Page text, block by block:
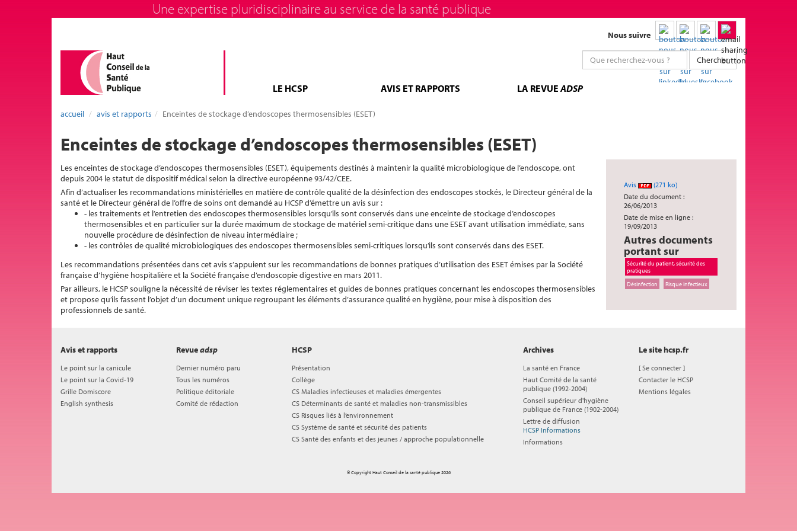
Une expertise pluridisciplinaire au service de la santé publique
Nous suivre
Chercher
LE HCSP AVIS ET RAPPORTS LA REVUEADSP
accueil avis et rapports Enceintes de stockage d’endoscopes thermosensibles (ESET)
Enceintes de stockage d’endoscopes thermosensibles (ESET)
Avis
(271 ko)
Date du document :
26/06/2013
Date de mise en ligne :
19/09/2013
Autres documents
portant sur
Sécurité du patient, sécurité des
pratiques
Désinfection
Risque infectieux
Les enceintes de stockage d’endoscopes thermosensibles (ESET), équipements destinés à maintenir la qualité microbiologique de l’endoscope, ont
depuis 2004 le statut de dispositif médical selon la directive européenne 93/42/CEE.
Afin d’actualiser les recommandations ministérielles en matière de contrôle qualité de la désinfection des endoscopes stockés, le Directeur général de la
santé et le Directeur général de l’offre de soins ont demandé au HCSP d’émettre un avis sur :
- les traitements et l’entretien des endoscopes thermosensibles lorsqu’ils sont conservés dans une enceinte de stockage d’endoscopes
thermosensibles et en particulier sur la durée maximum de stockage de matériel semi-critique dans une ESET avant utilisation immédiate, sans
nouvelle procédure de désinfection de niveau intermédiaire ;
- les contrôles de qualité microbiologiques des endoscopes thermosensibles semi-critiques lorsqu’ils sont conservés dans des ESET.
Les recommandations présentées dans cet avis s’appuient sur les recommandations de bonnes pratiques d’utilisation des ESET émises par la Société
française d’hygiène hospitalière et la Société française d’endoscopie digestive en mars 2011.
Par ailleurs, le HCSP souligne la nécessité de réviser les textes réglementaires et guides de bonnes pratiques concernant les endoscopes thermosensibles
et propose qu’ils fassent l’objet d’un document unique regroupant les éléments d’assurance qualité en hygiène, pour mise à disposition des
professionnels de santé.
HCSP
Présentation
Collège
CS Maladies infectieuses et maladies émergentes
CS Déterminants de santé et maladies non-transmissibles
CS Risques liés à l’environnement
CS Système de santé et sécurité des patients
CS Santé des enfants et des jeunes / approche populationnelle
Avis et rapports
Le point sur la canicule
Le point sur la Covid-19
Grille Domiscore
English synthesis
Revueadsp
Dernier numéro paru
Tous les numéros
Politique éditoriale
Comité de rédaction
Archives
La santé en France
Haut Comité de la santé
publique (1992-2004)
Conseil supérieur d'hygiène
publique de France (1902-2004)
Lettre de diffusion
HCSP Informations
Informations
Le site hcsp.fr
[Se connecter ]
Contacter le HCSP
Mentions légales
© Copyright Haut Conseil de la santé publique 2026